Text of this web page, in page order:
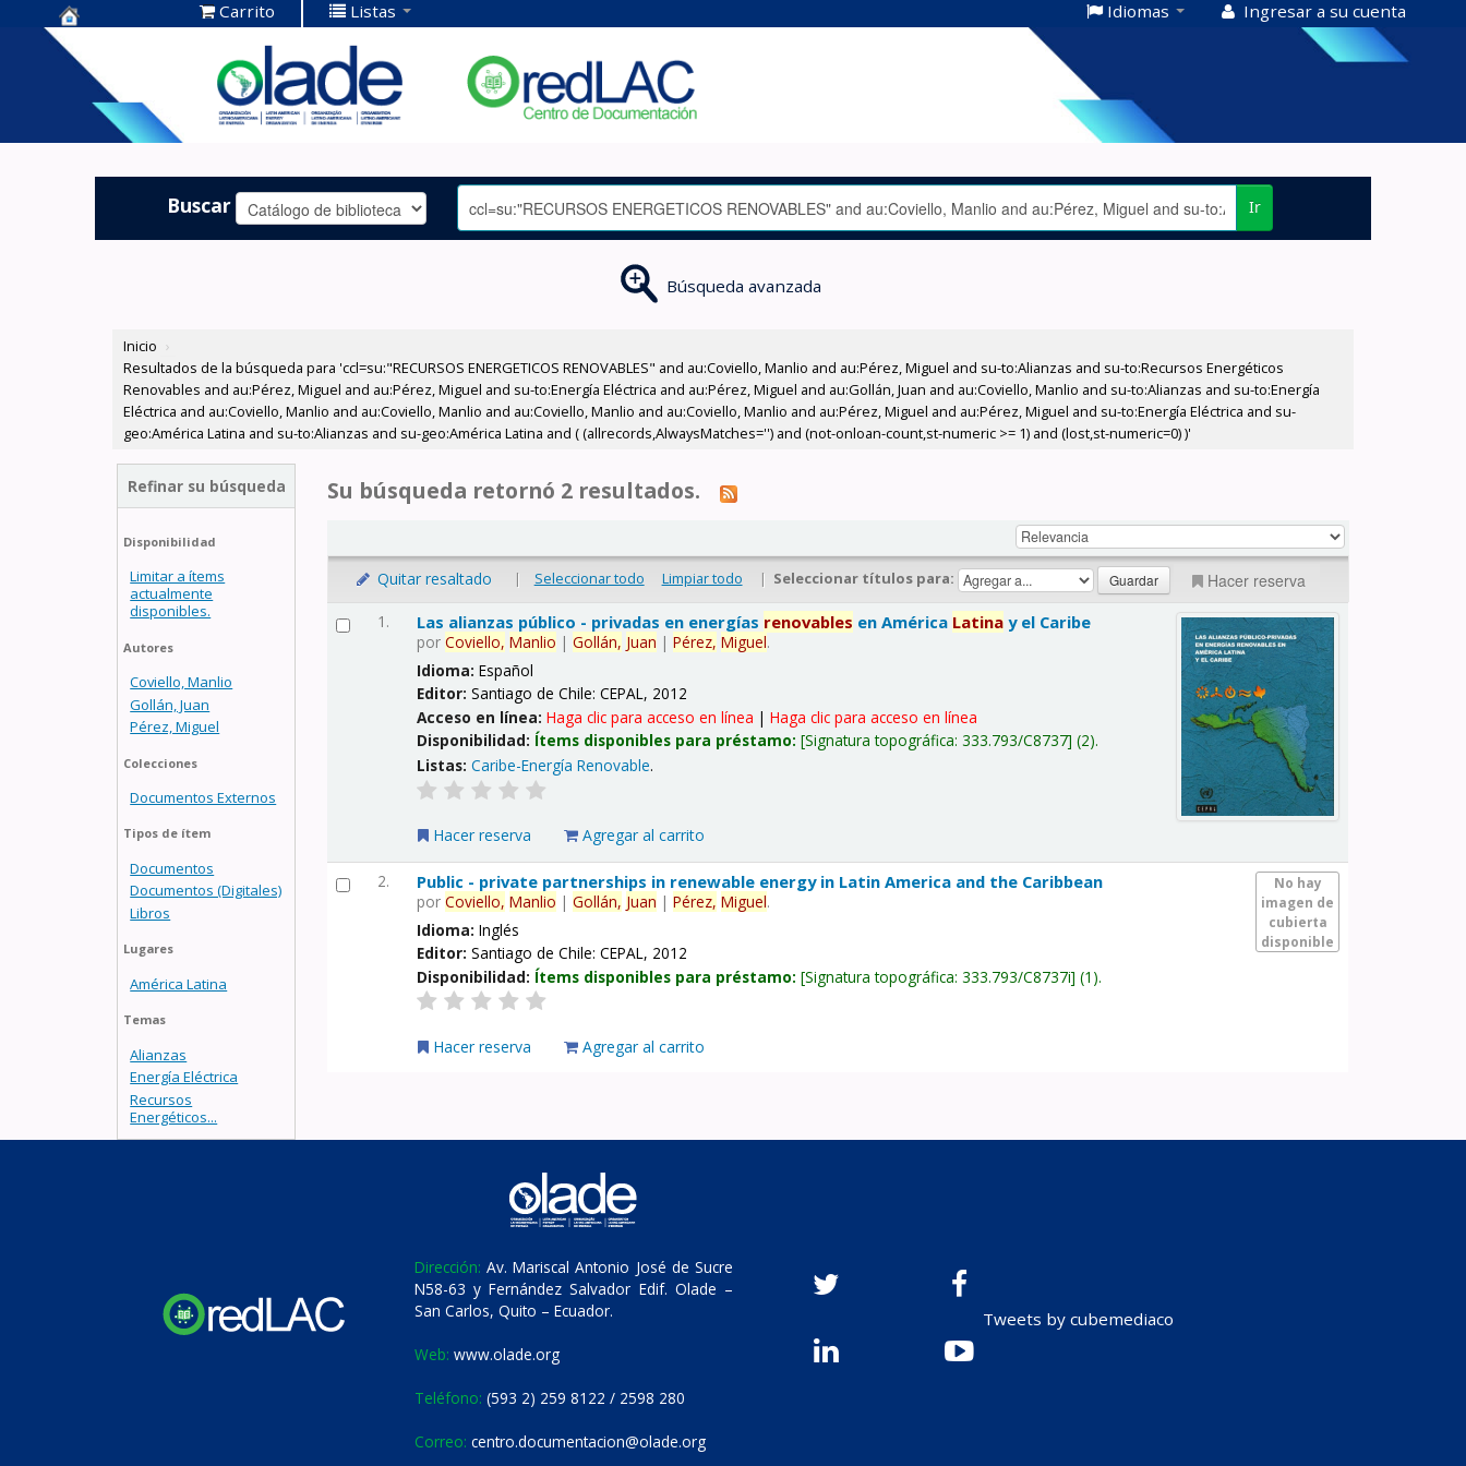
Centro de
Documentación
OLADE -
Carrito Listas Idiomas Ingresar a su cuenta
Buscar Ir
Búsqueda avanzada
Inicio ›
Resultados de la búsqueda para 'ccl=su:"RECURSOS ENERGETICOS RENOVABLES" and au:Coviello, Manlio and au:Pérez, Miguel and su-to:Alianzas and su-to:Recursos Energéticos
Renovables and au:Pérez, Miguel and au:Pérez, Miguel and su-to:Energía Eléctrica and au:Pérez, Miguel and au:Gollán, Juan and au:Coviello, Manlio and su-to:Alianzas and su-to:Energía
Eléctrica and au:Coviello, Manlio and au:Coviello, Manlio and au:Coviello, Manlio and au:Coviello, Manlio and au:Pérez, Miguel and au:Pérez, Miguel and su-to:Energía Eléctrica and su-
geo:América Latina and su-to:Alianzas and su-geo:América Latina and ( (allrecords,AlwaysMatches='') and (not-onloan-count,st-numeric >= 1) and (lost,st-numeric=0) )'
Refinar su búsqueda
Disponibilidad
Limitar a ítems
actualmente
disponibles.
Autores
Coviello, Manlio
Gollán, Juan
Pérez, Miguel
Colecciones
Documentos Externos
Tipos de ítem
Documentos
Documentos (Digitales)
Libros
Lugares
América Latina
Temas
Alianzas
Energía Eléctrica
Recursos
Energéticos...
Su búsqueda retornó 2 resultados.
Quitar resaltado | Seleccionar todo Limpiar todo | Seleccionar títulos para: Hacer reserva
1. Las alianzas público - privadas en energías renovables en América Latina y el Caribe
porCoviello, Manlio |Gollán, Juan |Pérez, Miguel.
Idioma:Español
Editor:Santiago de Chile: CEPAL, 2012
Acceso en línea:Haga clic para acceso en línea |Haga clic para acceso en línea
Disponibilidad: Ítems disponibles para préstamo: Signatura topográfica:333.793/C8737 (2).
Listas: Caribe-Energía Renovable.
Hacer reserva Agregar al carrito
2.
No hay
imagen de
cubierta
disponible
Public - private partnerships in renewable energy in Latin America and the Caribbean
porCoviello, Manlio |Gollán, Juan |Pérez, Miguel.
Idioma:Inglés
Editor:Santiago de Chile: CEPAL, 2012
Disponibilidad: Ítems disponibles para préstamo: Signatura topográfica:333.793/C8737i (1).
Hacer reserva Agregar al carrito
Dirección: Av. Mariscal Antonio José de Sucre
N58-63 y Fernández Salvador Edif. Olade –
San Carlos, Quito – Ecuador.
Web: www.olade.org
Teléfono: (593 2) 259 8122 / 2598 280
Correo: centro.documentacion@olade.org
Tweets by cubemediaco